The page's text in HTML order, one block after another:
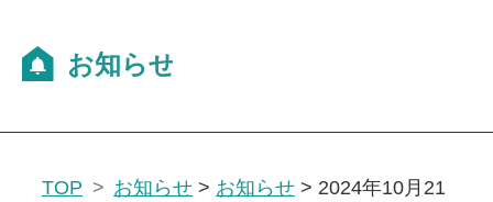
TOP お知らせ > お知らせ > 2024年10月21